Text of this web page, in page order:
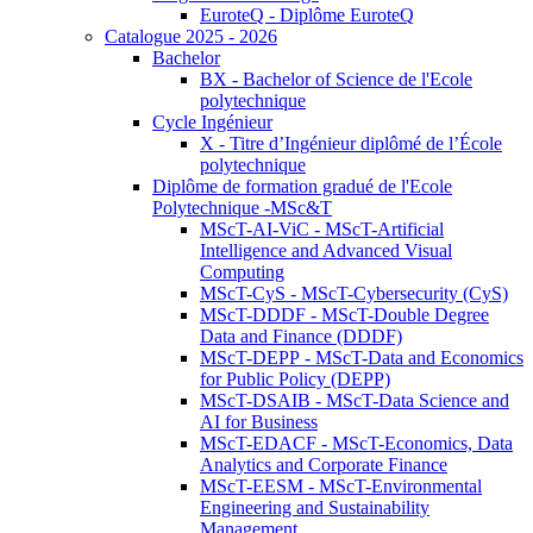
EuroteQ - Diplôme EuroteQ
Catalogue 2025 - 2026
Bachelor
BX - Bachelor of Science de l'Ecole
polytechnique
Cycle Ingénieur
X - Titre d’Ingénieur diplômé de l’École
polytechnique
Diplôme de formation gradué de l'Ecole
Polytechnique -MSc&T
MScT-AI-ViC - MScT-Artificial
Intelligence and Advanced Visual
Computing
MScT-CyS - MScT-Cybersecurity (CyS)
MScT-DDDF - MScT-Double Degree
Data and Finance (DDDF)
MScT-DEPP - MScT-Data and Economics
for Public Policy (DEPP)
MScT-DSAIB - MScT-Data Science and
AI for Business
MScT-EDACF - MScT-Economics, Data
Analytics and Corporate Finance
MScT-EESM - MScT-Environmental
Engineering and Sustainability
Management